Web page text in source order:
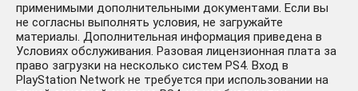
применимыми дополнительными документами. Если вы
не согласны выполнять условия, не загружайте
материалы. Дополнительная информация приведена в
Условиях обслуживания. Разовая лицензионная плата за
право загрузки на несколько систем PS4. Вход в
PlayStation Network не требуется при использовании на